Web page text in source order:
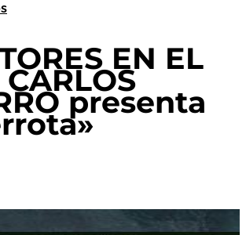
EN EL
presenta